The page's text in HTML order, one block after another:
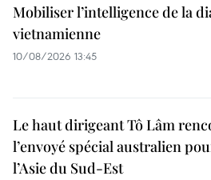
Mobiliser l’intelligence de la
vietnamienne
10/08/2026 13:45
Le haut dirigeant Tô Lâm
l’envoyé spécial australien
l’Asie du Sud-Est